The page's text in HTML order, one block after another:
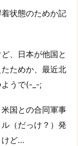
状態のためか記
、日本が他国と
ためか、最近北
うで(-_-;
国との合同軍事
（だっけ？）発
けど…